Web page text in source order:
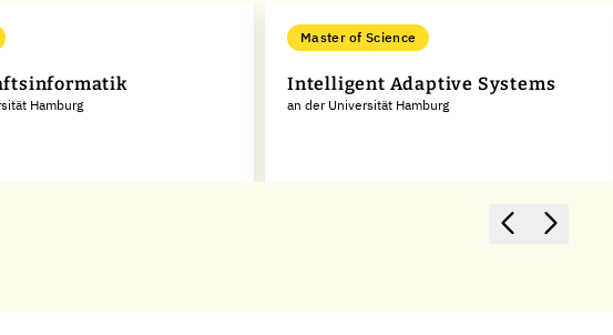
Hamburg
Master of Science
Intelligent Adaptive Systems
an der Universität Hamburg